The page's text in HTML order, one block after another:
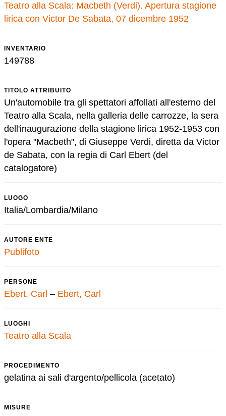
Teatro alla Scala: Macbeth (Verdi). Apertura stagione
lirica con Victor De Sabata, 07 dicembre 1952
INVENTARIO
149788
TITOLO ATTRIBUITO
Un'automobile tra gli spettatori affollati all'esterno del
Teatro alla Scala, nella galleria delle carrozze, la sera
dell'inaugurazione della stagione lirica 1952-1953 con
l'opera "Macbeth", di Giuseppe Verdi, diretta da Victor
de Sabata, con la regia di Carl Ebert (del
catalogatore)
LUOGO
Italia/Lombardia/Milano
AUTORE ENTE
Publifoto
PERSONE
Ebert, Carl – Ebert, Carl
LUOGHI
Teatro alla Scala
PROCEDIMENTO
gelatina ai sali d'argento/pellicola (acetato)
MISURE